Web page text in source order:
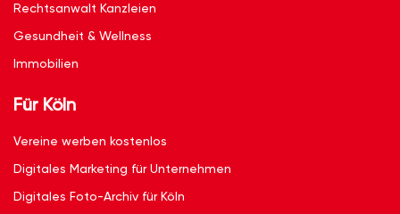
Rechtsanwalt Kanzleien
Gesundheit & Wellness
Immobilien
Für Köln
Vereine werben kostenlos
Digitales Marketing für Unternehmen
Digitales Foto-Archiv für Köln